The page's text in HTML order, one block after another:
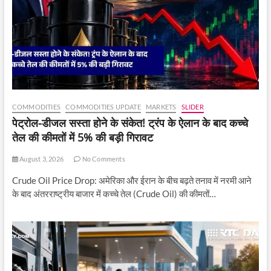
COMMODITIES COMMODITIES UPDATE MARKETS SLIDER
पेट्रोल-डीजल सस्ता होने के संकेत! ट्रंप के ऐलान के बाद कच्चे
तेल की कीमतों में 5% की बड़ी गिरावट
August 3, 2026 No Comments
Crude Oil Price Drop: अमेरिका और ईरान के बीच बढ़ते तनाव में नरमी आने
के बाद अंतरराष्ट्रीय बाजार में कच्चे तेल (Crude Oil) की कीमतों…